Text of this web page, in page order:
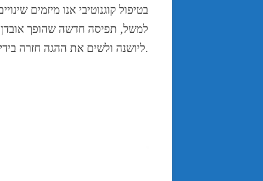
בטיפול קוגנוטיבי אנו מיזמים
למשל, תפיסה חדשה שהופך אובדן
ליושנה ולשים את ההגה חזרה בידים של הקליינט.